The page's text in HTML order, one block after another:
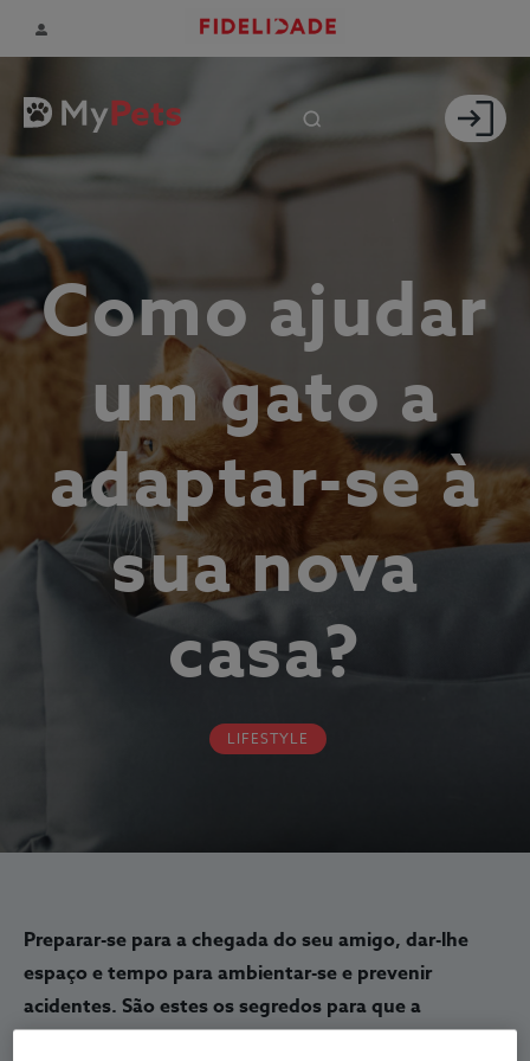
Como ajudar
um gato a
adaptar-se à
sua nova
casa?
LIFESTYLE
Preparar-se para a chegada do seu amigo, dar-lhe
espaço e tempo para ambientar-se e prevenir
acidentes. São estes os segredos para que a
adaptação de um gato à sua casa nova decorra sem